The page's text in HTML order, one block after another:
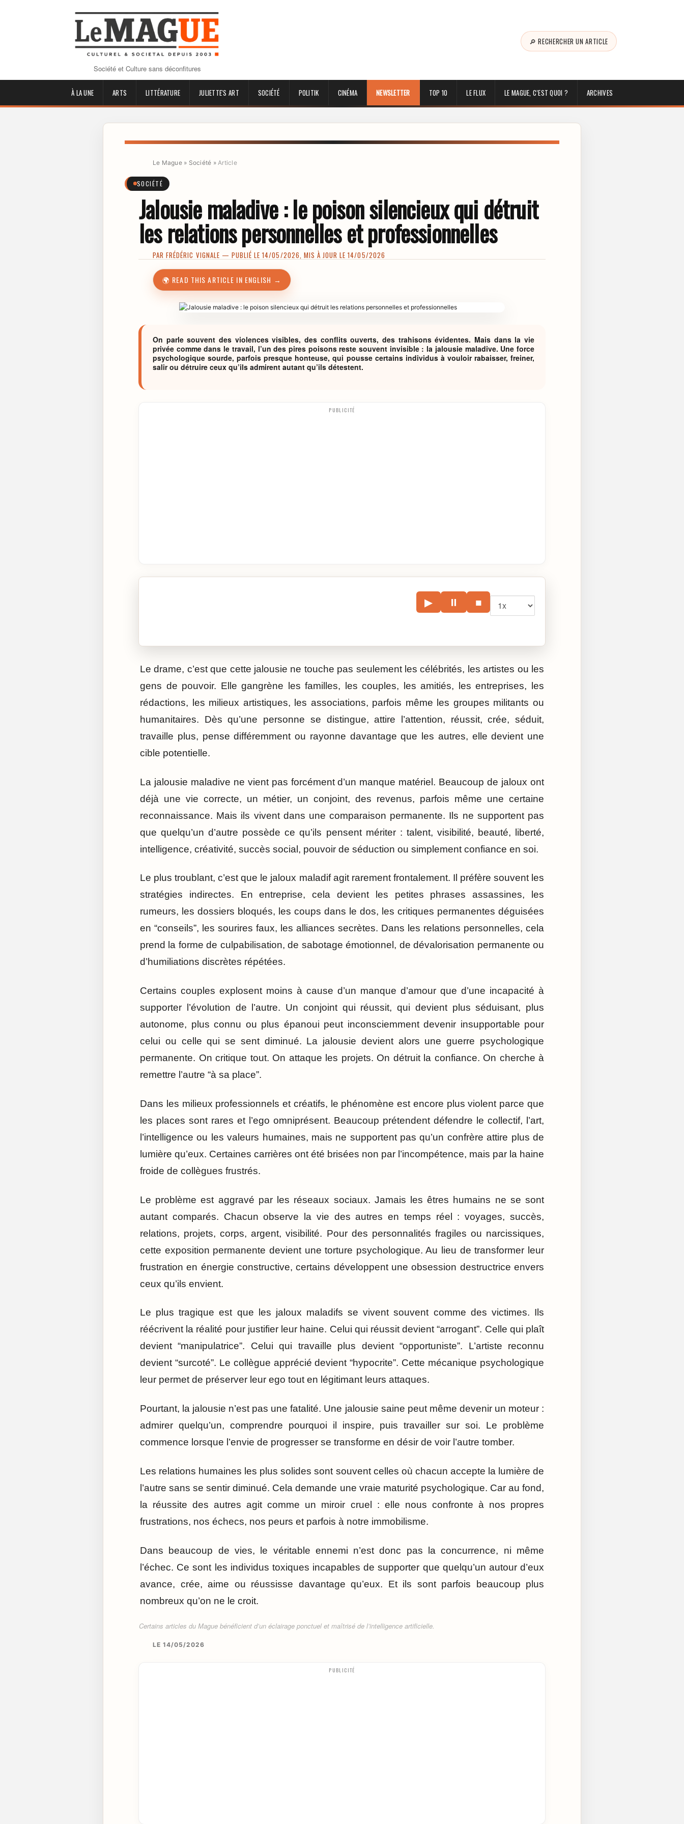
Société et Culture sans déconfitures
🔎 RECHERCHER UN ARTICLE
À LA UNE ARTS LITTÉRATURE JULIETTE'S ART SOCIÉTÉ POLITIK CINÉMA NEWSLETTER TOP 10 LE FLUX LE MAGUE, C’EST QUOI ? ARCHIVES
Le Mague» Société » Article
SOCIÉTÉ
Jalousie maladive : le poison silencieux qui détruit
les relations personnelles et professionnelles
PARFRÉDÉRIC VIGNALE — PUBLIÉ LE 14/05/2026, MIS À JOUR LE 14/05/2026
🌍 READ THIS ARTICLE IN ENGLISH →
On parle souvent des violences visibles, des conflits ouverts, des trahisons évidentes. Mais dans la vie
privée comme dans le travail, l’un des pires poisons reste souvent invisible : la jalousie maladive. Une force
psychologique sourde, parfois presque honteuse, qui pousse certains individus à vouloir rabaisser, freiner,
salir ou détruire ceux qu’ils admirent autant qu’ils détestent.
PUBLICITÉ
▶ ⏸ ■
Le drame, c’est que cette jalousie ne touche pas seulement les célébrités, les artistes ou les
gens de pouvoir. Elle gangrène les familles, les couples, les amitiés, les entreprises, les
rédactions, les milieux artistiques, les associations, parfois même les groupes militants ou
humanitaires. Dès qu’une personne se distingue, attire l’attention, réussit, crée, séduit,
travaille plus, pense différemment ou rayonne davantage que les autres, elle devient une
cible potentielle.
La jalousie maladive ne vient pas forcément d’un manque matériel. Beaucoup de jaloux ont
déjà une vie correcte, un métier, un conjoint, des revenus, parfois même une certaine
reconnaissance. Mais ils vivent dans une comparaison permanente. Ils ne supportent pas
que quelqu’un d’autre possède ce qu’ils pensent mériter : talent, visibilité, beauté, liberté,
intelligence, créativité, succès social, pouvoir de séduction ou simplement confiance en soi.
Le plus troublant, c’est que le jaloux maladif agit rarement frontalement. Il préfère souvent les
stratégies indirectes. En entreprise, cela devient les petites phrases assassines, les
rumeurs, les dossiers bloqués, les coups dans le dos, les critiques permanentes déguisées
en “conseils”, les sourires faux, les alliances secrètes. Dans les relations personnelles, cela
prend la forme de culpabilisation, de sabotage émotionnel, de dévalorisation permanente ou
d’humiliations discrètes répétées.
Certains couples explosent moins à cause d’un manque d’amour que d’une incapacité à
supporter l’évolution de l’autre. Un conjoint qui réussit, qui devient plus séduisant, plus
autonome, plus connu ou plus épanoui peut inconsciemment devenir insupportable pour
celui ou celle qui se sent diminué. La jalousie devient alors une guerre psychologique
permanente. On critique tout. On attaque les projets. On détruit la confiance. On cherche à
remettre l’autre “à sa place”.
Dans les milieux professionnels et créatifs, le phénomène est encore plus violent parce que
les places sont rares et l’ego omniprésent. Beaucoup prétendent défendre le collectif, l’art,
l’intelligence ou les valeurs humaines, mais ne supportent pas qu’un confrère attire plus de
lumière qu’eux. Certaines carrières ont été brisées non par l’incompétence, mais par la haine
froide de collègues frustrés.
Le problème est aggravé par les réseaux sociaux. Jamais les êtres humains ne se sont
autant comparés. Chacun observe la vie des autres en temps réel : voyages, succès,
relations, projets, corps, argent, visibilité. Pour des personnalités fragiles ou narcissiques,
cette exposition permanente devient une torture psychologique. Au lieu de transformer leur
frustration en énergie constructive, certains développent une obsession destructrice envers
ceux qu’ils envient.
Le plus tragique est que les jaloux maladifs se vivent souvent comme des victimes. Ils
réécrivent la réalité pour justifier leur haine. Celui qui réussit devient “arrogant”. Celle qui plaît
devient “manipulatrice”. Celui qui travaille plus devient “opportuniste”. L’artiste reconnu
devient “surcoté”. Le collègue apprécié devient “hypocrite”. Cette mécanique psychologique
leur permet de préserver leur ego tout en légitimant leurs attaques.
Pourtant, la jalousie n’est pas une fatalité. Une jalousie saine peut même devenir un moteur :
admirer quelqu’un, comprendre pourquoi il inspire, puis travailler sur soi. Le problème
commence lorsque l’envie de progresser se transforme en désir de voir l’autre tomber.
Les relations humaines les plus solides sont souvent celles où chacun accepte la lumière de
l’autre sans se sentir diminué. Cela demande une vraie maturité psychologique. Car au fond,
la réussite des autres agit comme un miroir cruel : elle nous confronte à nos propres
frustrations, nos échecs, nos peurs et parfois à notre immobilisme.
Dans beaucoup de vies, le véritable ennemi n’est donc pas la concurrence, ni même
l’échec. Ce sont les individus toxiques incapables de supporter que quelqu’un autour d’eux
avance, crée, aime ou réussisse davantage qu’eux. Et ils sont parfois beaucoup plus
nombreux qu’on ne le croit.
Certains articles du Mague bénéficient d’un éclairage ponctuel et maîtrisé de l’intelligence artificielle.
LE 14/05/2026
PUBLICITÉ